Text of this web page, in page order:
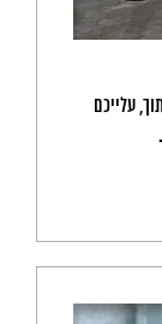
עלייכם